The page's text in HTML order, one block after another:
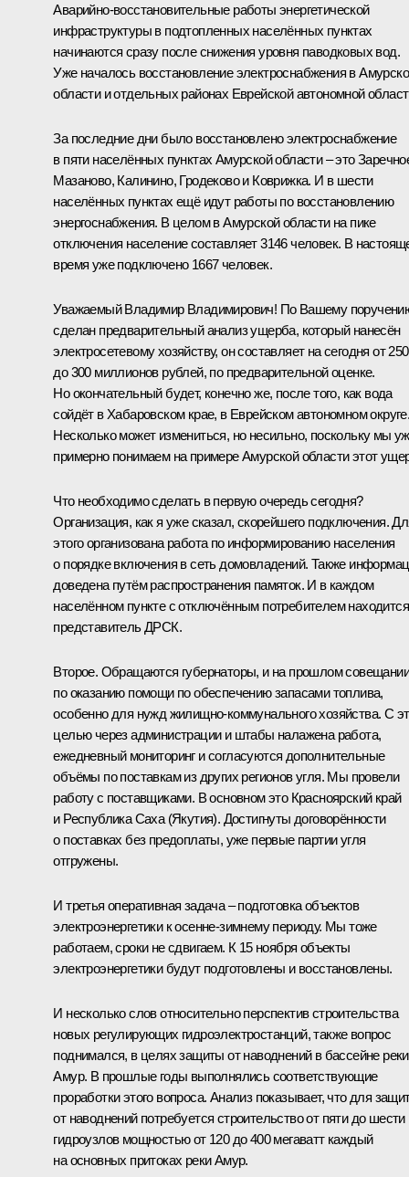
Аварийно-восстановительные работы энергетической
инфраструктуры в подтопленных населённых пунктах
начинаются сразу после снижения уровня паводковых вод.
Уже началось восстановление электроснабжения в
области и отдельных районах Еврейской автономной
За последние дни было восстановлено электроснабжение
в пяти населённых пунктах Амурской области – это
Мазаново, Калинино, Гродеково и Коврижка. И в шести
населённых пунктах ещё идут работы по восстановлению
энергоснабжения. В целом в Амурской области на пике
отключения население составляет 3146 человек. В
время уже подключено 1667 человек.
Уважаемый Владимир Владимирович! По Вашему
сделан предварительный анализ ущерба, который нанесён
электросетевому хозяйству, он составляет на сегодня от 250
до 300 миллионов рублей, по предварительной оценке.
Но окончательный будет, конечно же, после того, как вода
сойдёт в Хабаровском крае, в Еврейском автономном
Несколько может измениться, но несильно, поскольку мы
примерно понимаем на примере Амурской области этот
Что необходимо сделать в первую очередь сегодня?
Организация, как я уже сказал, скорейшего подключения.
этого организована работа по информированию населения
о порядке включения в сеть домовладений. Также
доведена путём распространения памяток. И в каждом
населённом пункте с отключённым потребителем находится
представитель ДРСК.
Второе. Обращаются губернаторы, и на прошлом
по оказанию помощи по обеспечению запасами топлива,
особенно для нужд жилищно-коммунального хозяйства. С
целью через администрации и штабы налажена работа,
ежедневный мониторинг и согласуются дополнительные
объёмы по поставкам из других регионов угля. Мы провели
работу с поставщиками. В основном это Красноярский край
и Республика Саха (Якутия). Достигнуты договорённости
о поставках без предоплаты, уже первые партии угля
отгружены.
И третья оперативная задача – подготовка объектов
электроэнергетики к осенне-зимнему периоду. Мы тоже
работаем, сроки не сдвигаем. К 15 ноября объекты
электроэнергетики будут подготовлены и восстановлены.
И несколько слов относительно перспектив строительства
новых регулирующих гидроэлектростанций, также вопрос
поднимался, в целях защиты от наводнений в бассейне реки
Амур. В прошлые годы выполнялись соответствующие
проработки этого вопроса. Анализ показывает, что для
от наводнений потребуется строительство от пяти до шести
гидроузлов мощностью от 120 до 400 мегаватт каждый
на основных притоках реки Амур.